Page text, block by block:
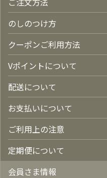
のしのつけ方
クーポンご利用方法
Vポイントについて
配送について
お支払いについて
ご利用上の注意
定期便について
会員さま情報